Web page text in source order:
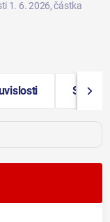
1. 6. 2026, částka